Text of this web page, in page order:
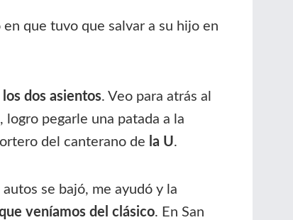
que tuvo que salvar a su hijo en
dos asientos. Veo para atrás al
pegarle una patada a la
del canterano de la U.
se bajó, me ayudó y la
veníamos del clásico. En San